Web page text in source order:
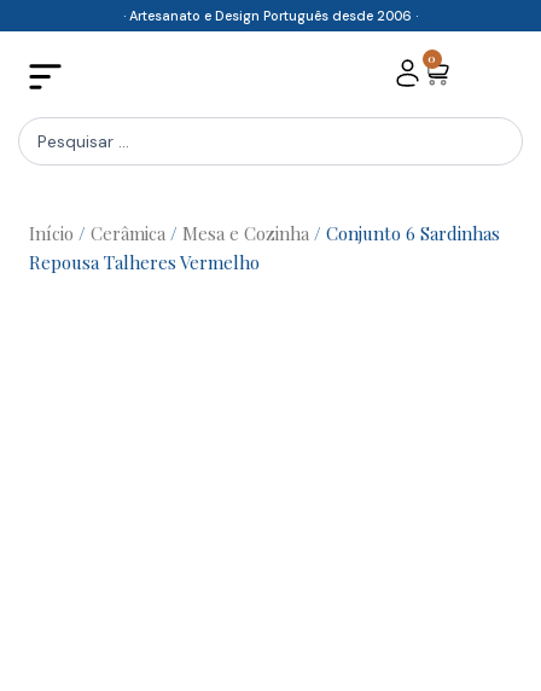
content
· Artesanato e Design Português desde 2006 ·
0
Cart
Search
...
Início / Cerâmica / Mesa e Cozinha / Conjunto 6 Sardinhas
Repousa Talheres Vermelho